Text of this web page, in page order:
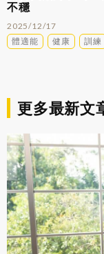
不穩
2025/12/17
體適能
健康 訓練
更多最新文